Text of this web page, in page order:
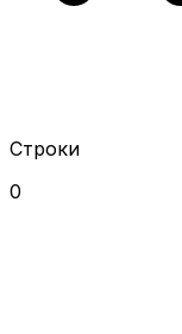
Строки
0